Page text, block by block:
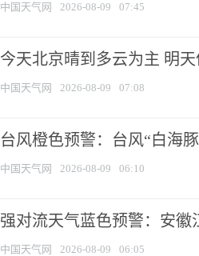
中国天气网 2026-08-09 07:45
今天北京晴到多云为主 明
中国天气网 2026-08-09 07:08
台风橙色预警：台风“白海
中国天气网 2026-08-09 06:10
强对流天气蓝色预警：安徽
中国天气网 2026-08-09 06:05